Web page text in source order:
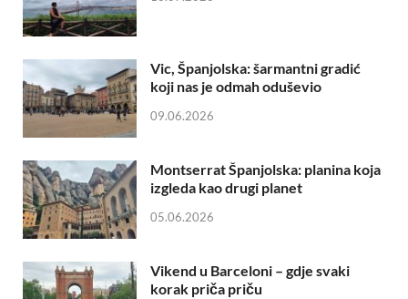
Vic, Španjolska: šarmantni gradić
koji nas je odmah oduševio
09.06.2026
Montserrat Španjolska: planina koja
izgleda kao drugi planet
05.06.2026
Vikend u Barceloni – gdje svaki
korak priča priču